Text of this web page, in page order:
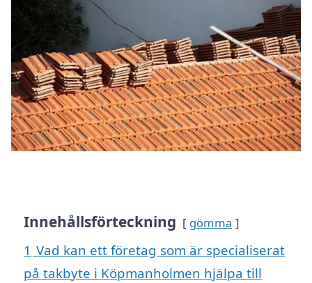
Innehållsförteckning gömma
1 Vad kan ett företag som är specialiserat
på takbyte i Köpmanholmen hjälpa till